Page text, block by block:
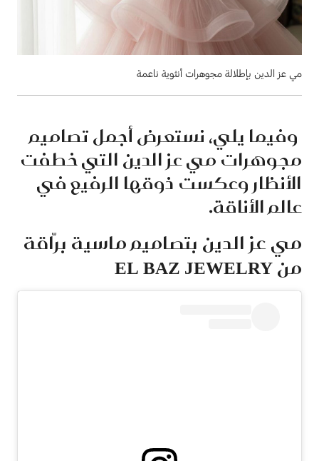
مي عز الدين بإطلالة مجوهرات أنثوية ناعمة
وفيما يلي، نستعرض أجمل تصاميم
مجوهرات مي عز الدين التي خطفت
الأنظار وعكست ذوقها الرفيع في
عالم الأناقة.
مي عز الدين بتصاميم ماسية برّاقة
من EL BAZ JEWELRY